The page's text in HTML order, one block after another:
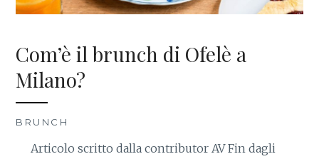
Com’è il brunch di Ofelè a
Milano?
BRUNCH
Articolo scritto dalla contributor AV Fin dagli